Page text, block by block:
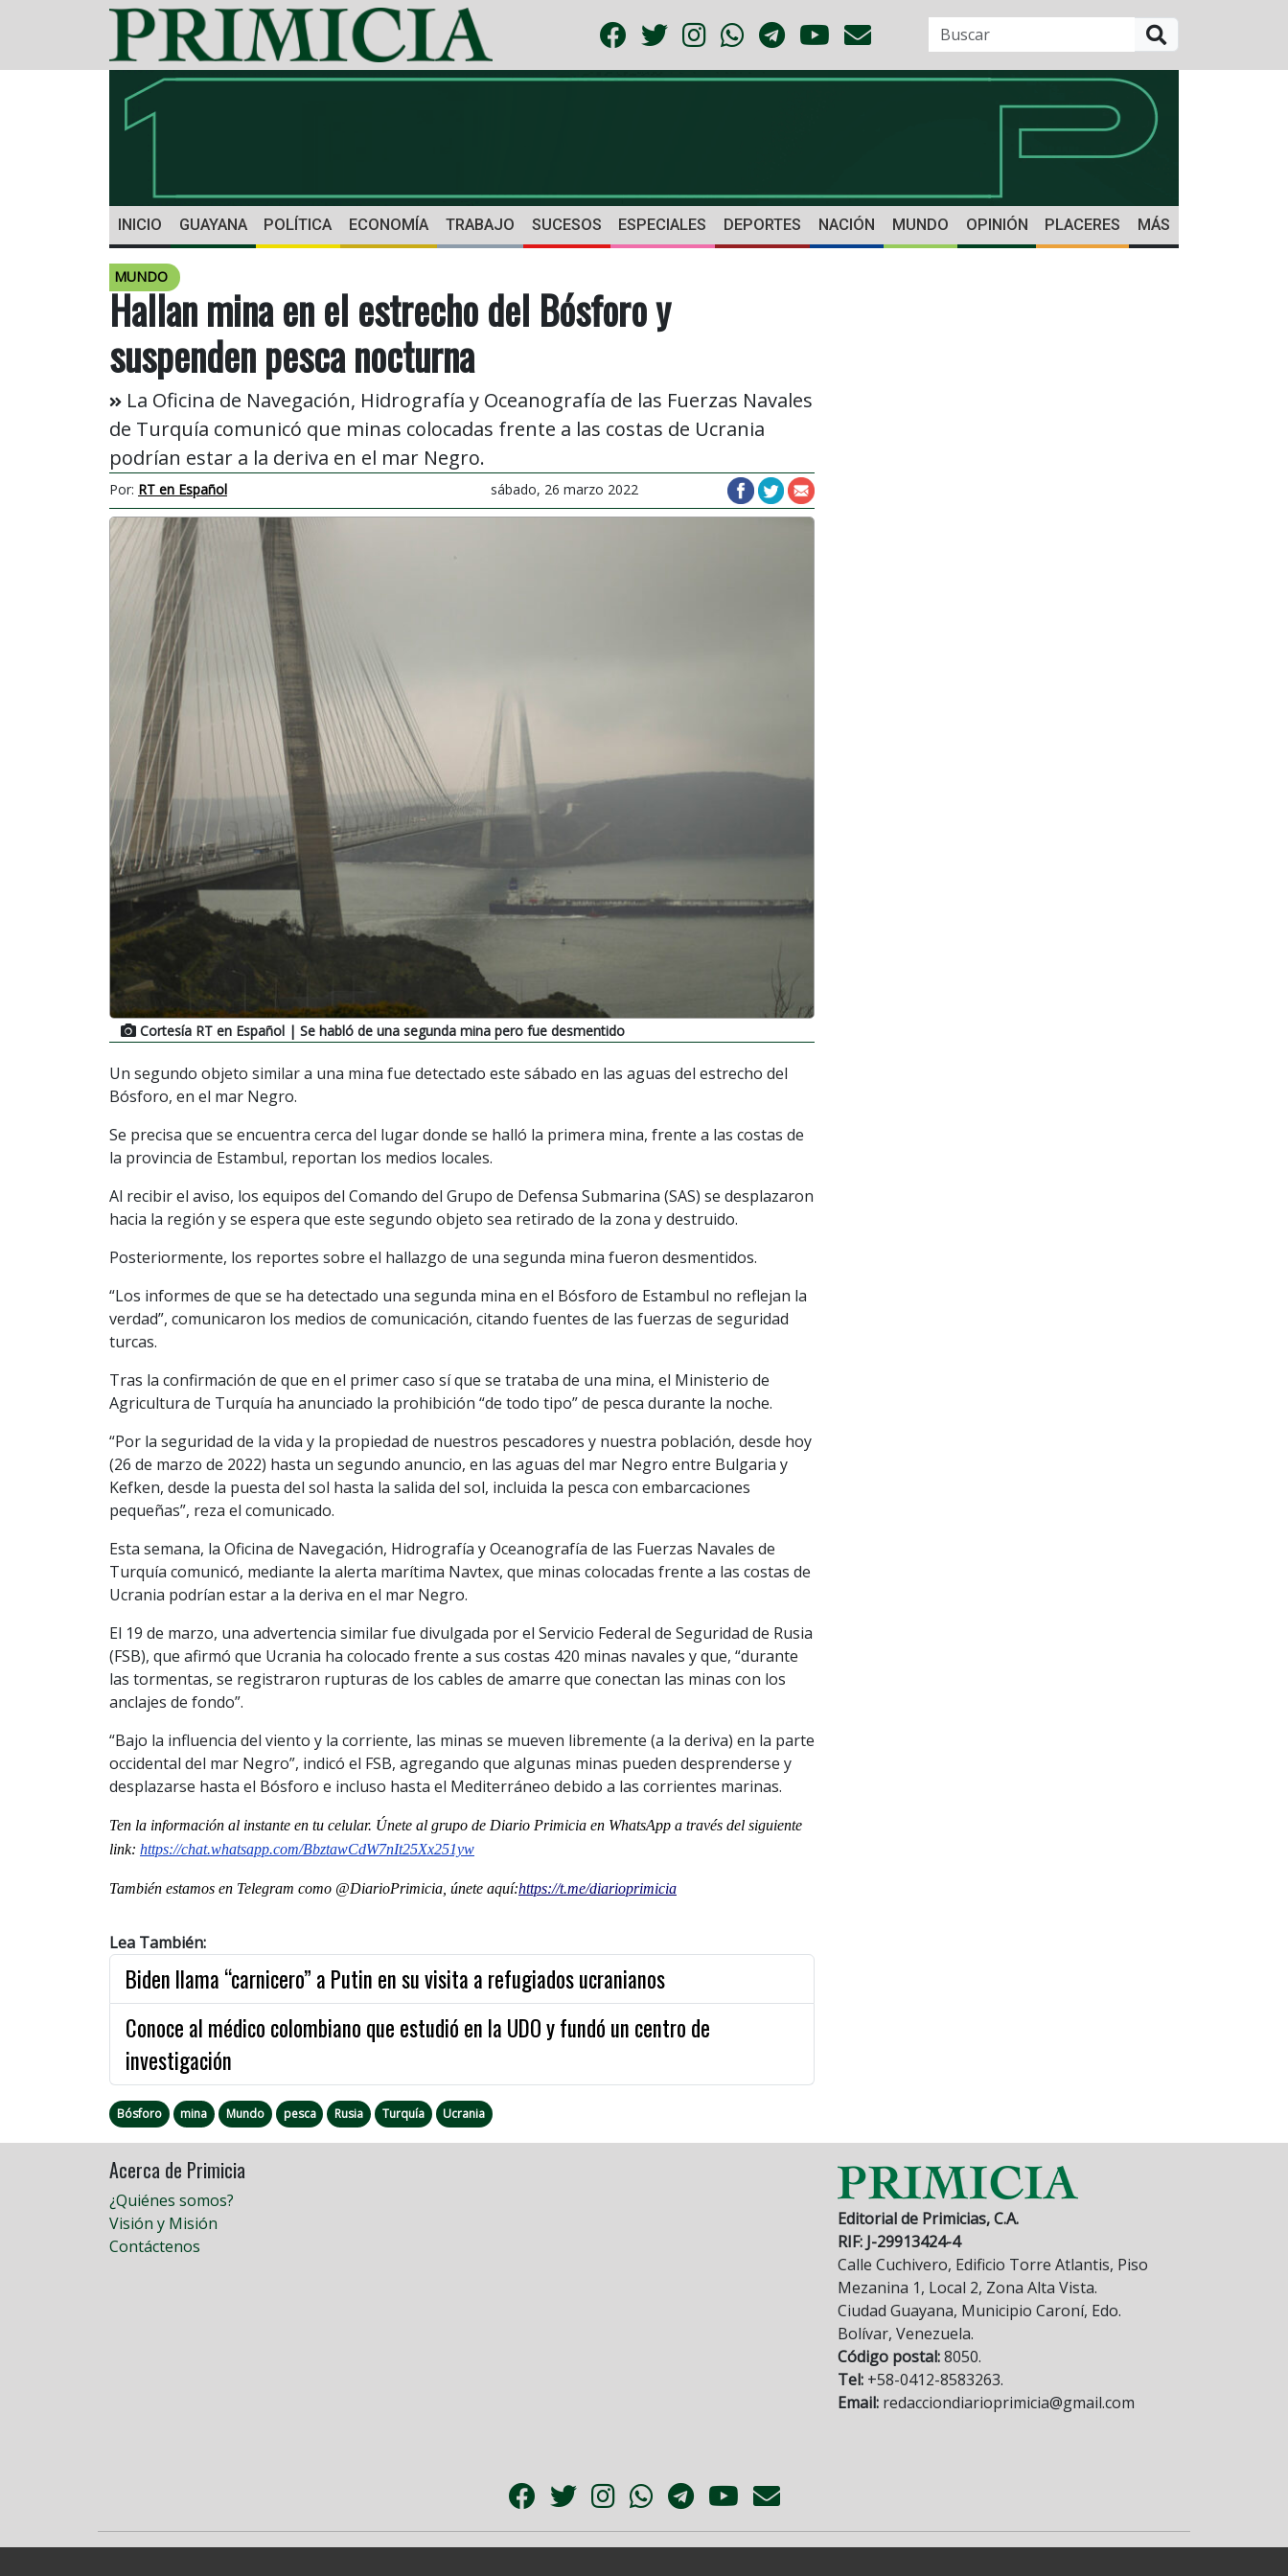
INICIO GUAYANA POLÍTICA ECONOMÍA TRABAJO SUCESOS ESPECIALES DEPORTES NACIÓN MUNDO OPINIÓN PLACERES MÁS
MUNDO
Hallan mina en el estrecho del Bósforo y
suspenden pesca nocturna
La Oficina de Navegación, Hidrografía y Oceanografía de las Fuerzas Navales
de Turquía comunicó que minas colocadas frente a las costas de Ucrania
podrían estar a la deriva en el mar Negro.
Por: RT en Español sábado, 26 marzo 2022
Cortesía RT en Español | Se habló de una segunda mina pero fue desmentido
Un segundo objeto similar a una mina fue detectado este sábado en las aguas del estrecho del
Bósforo, en el mar Negro.
Se precisa que se encuentra cerca del lugar donde se halló la primera mina, frente a las costas de
la provincia de Estambul, reportan los medios locales.
Al recibir el aviso, los equipos del Comando del Grupo de Defensa Submarina (SAS) se desplazaron
hacia la región y se espera que este segundo objeto sea retirado de la zona y destruido.
Posteriormente, los reportes sobre el hallazgo de una segunda mina fueron desmentidos.
“Los informes de que se ha detectado una segunda mina en el Bósforo de Estambul no reflejan la
verdad”, comunicaron los medios de comunicación, citando fuentes de las fuerzas de seguridad
turcas.
Tras la confirmación de que en el primer caso sí que se trataba de una mina, el Ministerio de
Agricultura de Turquía ha anunciado la prohibición “de todo tipo” de pesca durante la noche.
“Por la seguridad de la vida y la propiedad de nuestros pescadores y nuestra población, desde hoy
(26 de marzo de 2022) hasta un segundo anuncio, en las aguas del mar Negro entre Bulgaria y
Kefken, desde la puesta del sol hasta la salida del sol, incluida la pesca con embarcaciones
pequeñas”, reza el comunicado.
Esta semana, la Oficina de Navegación, Hidrografía y Oceanografía de las Fuerzas Navales de
Turquía comunicó, mediante la alerta marítima Navtex, que minas colocadas frente a las costas de
Ucrania podrían estar a la deriva en el mar Negro.
El 19 de marzo, una advertencia similar fue divulgada por el Servicio Federal de Seguridad de Rusia
(FSB), que afirmó que Ucrania ha colocado frente a sus costas 420 minas navales y que, “durante
las tormentas, se registraron rupturas de los cables de amarre que conectan las minas con los
anclajes de fondo”.
“Bajo la influencia del viento y la corriente, las minas se mueven libremente (a la deriva) en la parte
occidental del mar Negro”, indicó el FSB, agregando que algunas minas pueden desprenderse y
desplazarse hasta el Bósforo e incluso hasta el Mediterráneo debido a las corrientes marinas.
Ten la información al instante en tu celular. Únete al grupo de Diario Primicia en WhatsApp a través del siguiente
link: https://chat.whatsapp.com/BbztawCdW7nIt25Xx251yw
También estamos en Telegram como @DiarioPrimicia, únete aquí:https://t.me/diarioprimicia
Lea También:
Biden llama “carnicero” a Putin en su visita a refugiados ucranianos
Conoce al médico colombiano que estudió en la UDO y fundó un centro de
investigación
Bósforo mina Mundo pesca Rusia Turquía Ucrania
Acerca de Primicia
¿Quiénes somos?
Visión y Misión
Contáctenos
Editorial de Primicias, C.A.
RIF: J-29913424-4
Calle Cuchivero, Edificio Torre Atlantis, Piso
Mezanina 1, Local 2, Zona Alta Vista.
Ciudad Guayana, Municipio Caroní, Edo.
Bolívar, Venezuela.
Código postal:8050.
Tel: +58-0412-8583263.
Email: redacciondiarioprimicia@gmail.com